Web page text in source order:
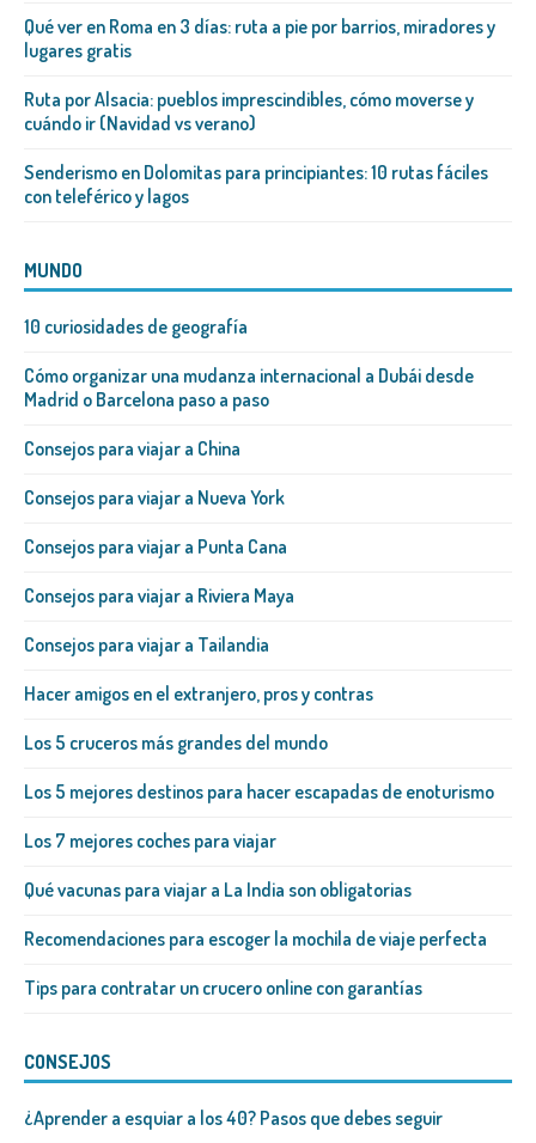
Qué ver en Roma en 3 días: ruta a pie por barrios, miradores y
lugares gratis
Ruta por Alsacia: pueblos imprescindibles, cómo moverse y
cuándo ir (Navidad vs verano)
Senderismo en Dolomitas para principiantes: 10 rutas fáciles
con teleférico y lagos
MUNDO
10 curiosidades de geografía
Cómo organizar una mudanza internacional a Dubái desde
Madrid o Barcelona paso a paso
Consejos para viajar a China
Consejos para viajar a Nueva York
Consejos para viajar a Punta Cana
Consejos para viajar a Riviera Maya
Consejos para viajar a Tailandia
Hacer amigos en el extranjero, pros y contras
Los 5 cruceros más grandes del mundo
Los 5 mejores destinos para hacer escapadas de enoturismo
Los 7 mejores coches para viajar
Qué vacunas para viajar a La India son obligatorias
Recomendaciones para escoger la mochila de viaje perfecta
Tips para contratar un crucero online con garantías
CONSEJOS
¿Aprender a esquiar a los 40? Pasos que debes seguir